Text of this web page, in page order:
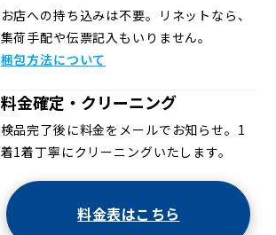
お店への持ち込みは不要。リネットなら、
集荷手配や伝票記入もいりません。
梱包方法について
料金確定・クリーニング
検品完了後に料金をメールでお知らせ。1
着1着丁寧にクリーニングいたします。
料金表はこちら